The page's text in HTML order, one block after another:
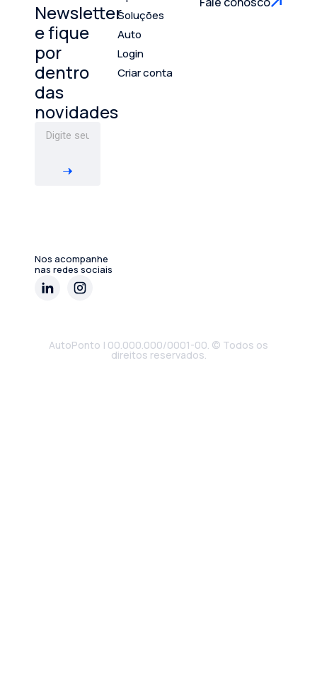
Newsletter
e fique
por
dentro
das
novidades
Nos acompanhe
nas redes sociais
Soluções
Auto
Login
Criar conta
AutoPonto | 00.000.000/0001-00. © Todos os
direitos reservados.